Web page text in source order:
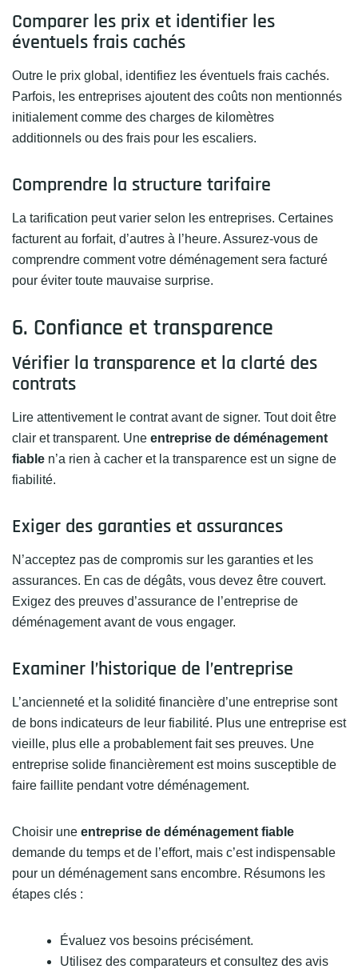
Comparer les prix et identifier les
éventuels frais cachés
Outre le prix global, identifiez les éventuels frais cachés.
Parfois, les entreprises ajoutent des coûts non mentionnés
initialement comme des charges de kilomètres
additionnels ou des frais pour les escaliers.
Comprendre la structure tarifaire
La tarification peut varier selon les entreprises. Certaines
facturent au forfait, d’autres à l’heure. Assurez-vous de
comprendre comment votre déménagement sera facturé
pour éviter toute mauvaise surprise.
6. Confiance et transparence
Vérifier la transparence et la clarté des
contrats
Lire attentivement le contrat avant de signer. Tout doit être
clair et transparent. Une entreprise de déménagement
fiable n’a rien à cacher et la transparence est un signe de
fiabilité.
Exiger des garanties et assurances
N’acceptez pas de compromis sur les garanties et les
assurances. En cas de dégâts, vous devez être couvert.
Exigez des preuves d’assurance de l’entreprise de
déménagement avant de vous engager.
Examiner l’historique de l’entreprise
L’ancienneté et la solidité financière d’une entreprise sont
de bons indicateurs de leur fiabilité. Plus une entreprise est
vieille, plus elle a probablement fait ses preuves. Une
entreprise solide financièrement est moins susceptible de
faire faillite pendant votre déménagement.
Choisir une entreprise de déménagement fiable
demande du temps et de l’effort, mais c’est indispensable
pour un déménagement sans encombre. Résumons les
étapes clés :
Évaluez vos besoins précisément.
Utilisez des comparateurs et consultez des avis